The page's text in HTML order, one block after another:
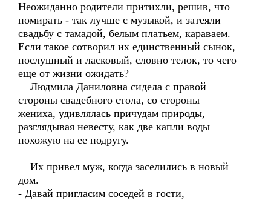
Неожиданно родители притихли, решив, что
помирать - так лучше с музыкой, и затеяли
свадьбу с тамадой, белым платьем, караваем.
Если такое сотворил их единственный сынок,
послушный и ласковый, словно телок, то чего
еще от жизни ожидать?
Людмила Даниловна сидела с правой
стороны свадебного стола, со стороны
жениха, удивлялась причудам природы,
разглядывая невесту, как две капли воды
похожую на ее подругу.
Их привел муж, когда заселились в новый
дом.
- Давай пригласим соседей в гости,